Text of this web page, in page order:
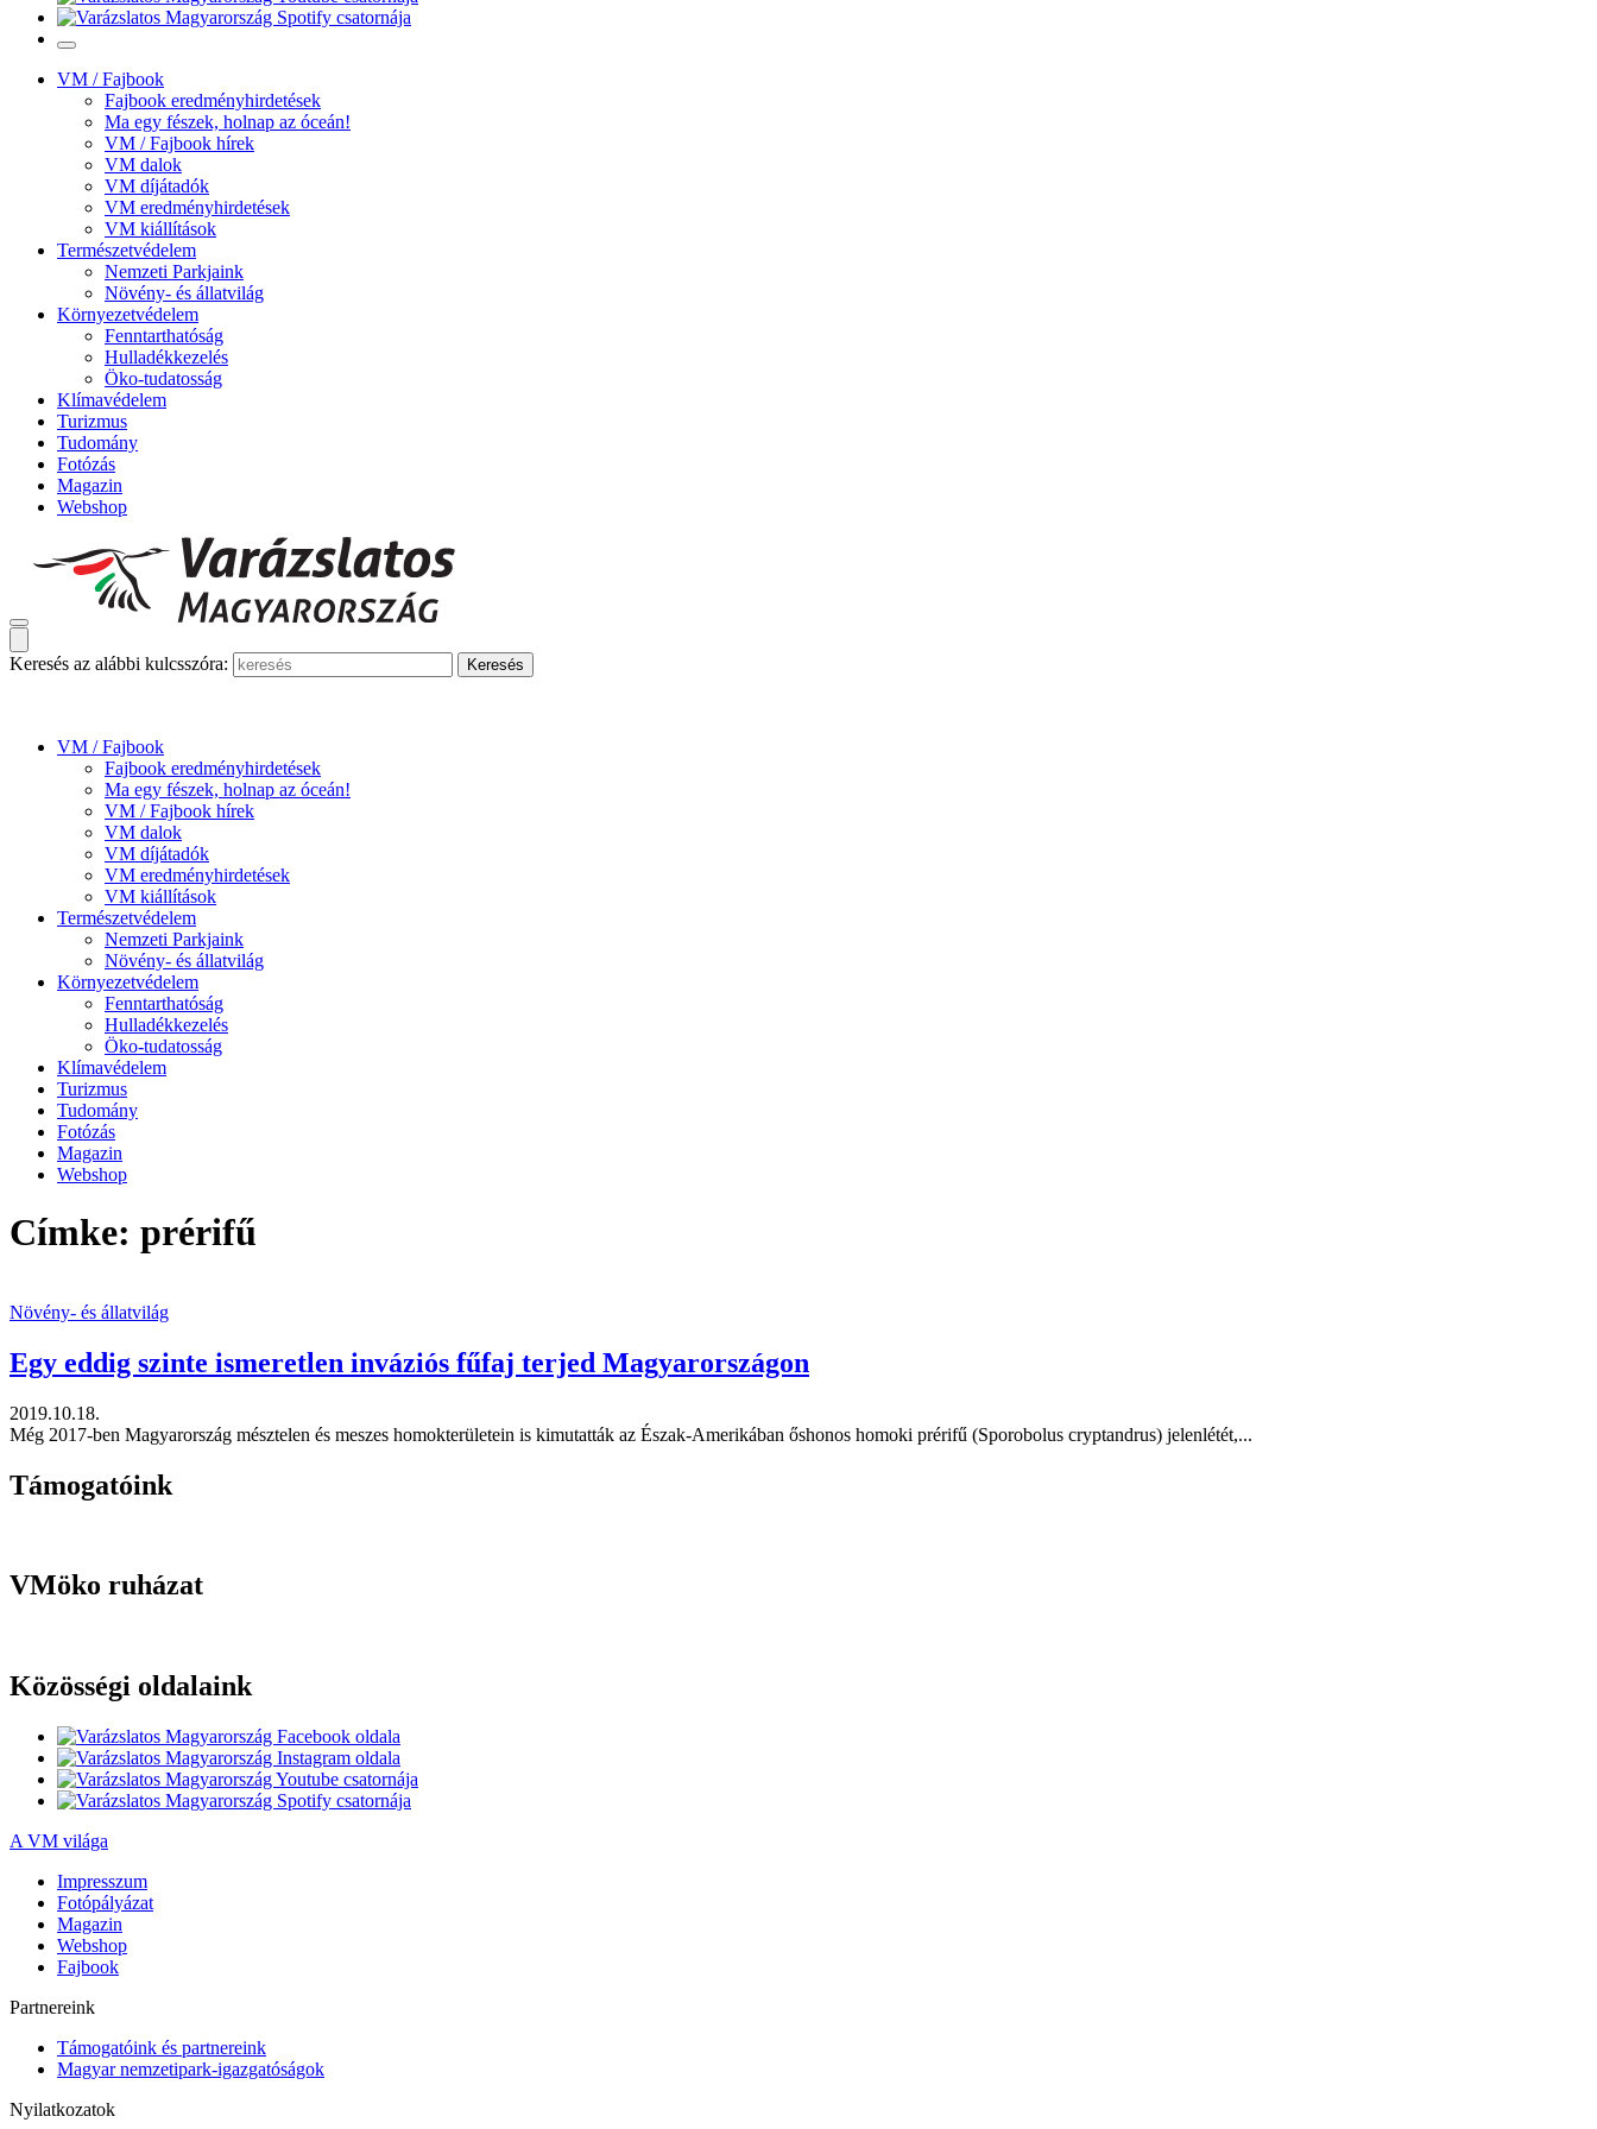
VM / Fajbook
Fajbook eredményhirdetések
Ma egy fészek, holnap az óceán!
VM / Fajbook hírek
VM dalok
VM díjátadók
VM eredményhirdetések
VM kiállítások
Természetvédelem
Nemzeti Parkjaink
Növény- és állatvilág
Környezetvédelem
Fenntarthatóság
Hulladékkezelés
Öko-tudatosság
Klímavédelem
Turizmus
Tudomány
Fotózás
Magazin
Webshop
Keresés az alábbi kulcsszóra:
VM / Fajbook
Fajbook eredményhirdetések
Ma egy fészek, holnap az óceán!
VM / Fajbook hírek
VM dalok
VM díjátadók
VM eredményhirdetések
VM kiállítások
Természetvédelem
Nemzeti Parkjaink
Növény- és állatvilág
Környezetvédelem
Fenntarthatóság
Hulladékkezelés
Öko-tudatosság
Klímavédelem
Turizmus
Tudomány
Fotózás
Magazin
Webshop
Címke: prérifű
Növény- és állatvilág
Egy eddig szinte ismeretlen inváziós fűfaj terjed Magyarországon
2019.10.18.
Még 2017-ben Magyarország mésztelen és meszes homokterületein is kimutatták az Észak-Amerikában őshonos homoki prérifű (Sporobolus cryptandrus) jelenlétét,...
Támogatóink
VMöko ruházat
Közösségi oldalaink
A VM világa
Impresszum
Fotópályázat
Magazin
Webshop
Fajbook
Partnereink
Támogatóink és partnereink
Magyar nemzetipark-igazgatóságok
Nyilatkozatok